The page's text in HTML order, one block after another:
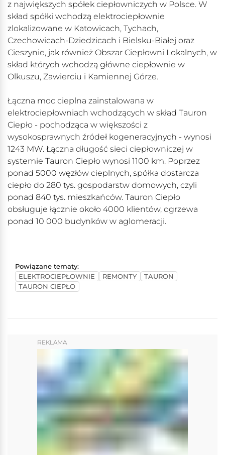
z największych spółek ciepłowniczych w Polsce. W
skład spółki wchodzą elektrociepłownie
zlokalizowane w Katowicach, Tychach,
Czechowicach-Dziedzicach i Bielsku-Białej oraz
Cieszynie, jak również Obszar Ciepłowni Lokalnych, w
skład których wchodzą główne ciepłownie w
Olkuszu, Zawierciu i Kamiennej Górze.
Łączna moc cieplna zainstalowana w
elektrociepłowniach wchodzących w skład Tauron
Ciepło - pochodząca w większości z
wysokosprawnych źródeł kogeneracyjnych - wynosi
1243 MW. Łączna długość sieci ciepłowniczej w
systemie Tauron Ciepło wynosi 1100 km. Poprzez
ponad 5000 węzłów cieplnych, spółka dostarcza
ciepło do 280 tys. gospodarstw domowych, czyli
ponad 840 tys. mieszkańców. Tauron Ciepło
obsługuje łącznie około 4000 klientów, ogrzewa
ponad 10 000 budynków w aglomeracji.
Powiązane tematy:
ELEKTROCIEPŁOWNIE
REMONTY
TAURON
TAURON CIEPŁO
REKLAMA